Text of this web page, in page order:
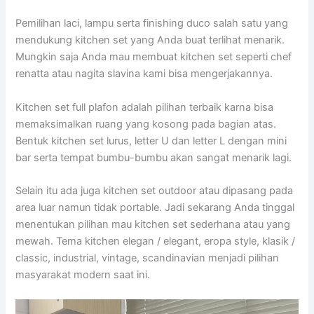
Pemilihan laci, lampu serta finishing duco salah satu yang
mendukung kitchen set yang Anda buat terlihat menarik.
Mungkin saja Anda mau membuat kitchen set seperti chef
renatta atau nagita slavina kami bisa mengerjakannya.
Kitchen set full plafon adalah pilihan terbaik karna bisa
memaksimalkan ruang yang kosong pada bagian atas.
Bentuk kitchen set lurus, letter U dan letter L dengan mini
bar serta tempat bumbu-bumbu akan sangat menarik lagi.
Selain itu ada juga kitchen set outdoor atau dipasang pada
area luar namun tidak portable. Jadi sekarang Anda tinggal
menentukan pilihan mau kitchen set sederhana atau yang
mewah. Tema kitchen elegan / elegant, eropa style, klasik /
classic, industrial, vintage, scandinavian menjadi pilihan
masyarakat modern saat ini.